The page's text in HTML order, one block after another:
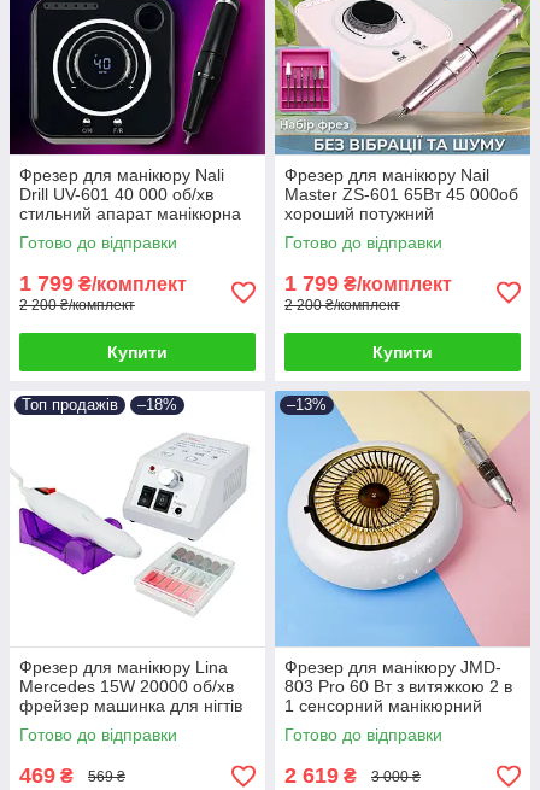
Фрезер для манікюру Nali
Drill UV-601 40 000 об/хв
стильний апарат манікюрна
машинка для нігтів
Готово до відправки
1 799 ₴/комплект
2 200 ₴/комплект
Купити
Фрезер для манікюру Nail
Master ZS-601 65Вт 45 000об
хороший потужний
професійний фрезер
манікюрний DM 202
Готово до відправки
1 799 ₴/комплект
2 200 ₴/комплект
Купити
Топ продажів –18%
Фрезер для манікюру Lina
Mercedes 15W 20000 об/хв
фрейзер машинка для нігтів
шліфування лаку makeup
насадки фрези
Готово до відправки
469 ₴ 569 ₴
–13%
Фрезер для манікюру JMD-
803 Pro 60 Вт з витяжкою 2 в
1 сенсорний манікюрний
апарат для зняття гель лаку з
фрезами
Готово до відправки
2 619 ₴ 3 000 ₴